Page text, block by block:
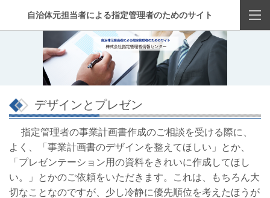
自治体元担当者による指定管理者のためのサイト
デザインとプレゼン
指定管理者の事業計画書作成のご相談を受ける際に、
よく、「事業計画書のデザインを整えてほしい」とか、
「プレゼンテーション用の資料をきれいに作成してほし
い。」とかのご依頼をいただきます。これは、もちろん大
切なことなのですが、少し冷静に優先順位を考えたほうが